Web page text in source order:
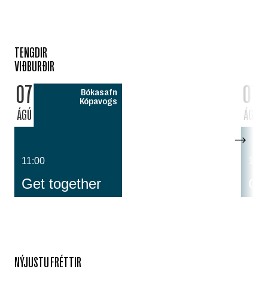
TENGDIR
VIÐBURÐIR
07
ÁGÚ
Bókasafn
Kópavogs
11:00
Get together
07
ÁGÚ
NÝJUSTU FRÉTTIR